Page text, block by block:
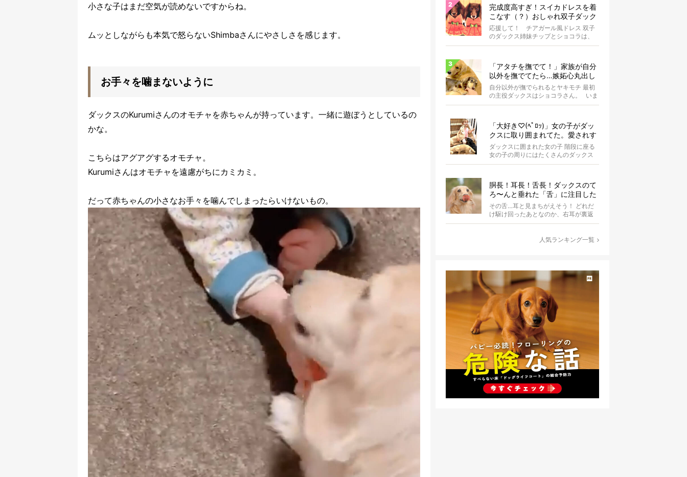
小さな子はまだ空気が読めないですからね。
ムッとしながらも本気で怒らないShimbaさんにやさしさを感じます。
お手々を噛まないように
ダックスのKurumiさんのオモチャを赤ちゃんが持っています。一緒に遊ぼうとしているの
かな。
こちらはアグアグするオモチャ。
Kurumiさんはオモチャを遠慮がちにカミカミ。
だって赤ちゃんの小さなお手々を噛んでしまったらいけないもの。
完成度高すぎ！スイカドレスを着
こなす（？）おしゃれ双子ダック
スがもはやアイドル
応援して！ チアガール風ドレス 双子
のダックス姉妹チップとショコラは、
お揃いのスイカドレスを身にまとって
「アタチを撫でて！」家族が自分
以外を撫でてたら…嫉妬心丸出し
になったダックス【動画】
自分以外が撫でられるとヤキモチ 最初
の主役ダックスはショコラさん。 いま
はオーナーさんが同居ゴル...
「大好き♡(ﾍﾟﾛｯ)」女の子がダッ
クスに取り囲まれてた。愛されす
ぎな光景が超絶羨ましい！【動
画】
ダックスに囲まれた女の子 階段に座る
女の子の周りにはたくさんのダックス
たちがいます。 女の子はダ...
胴長！耳長！舌長！ダックスのて
ろ〜んと垂れた「舌」に注目した
結果、元気もらった。
その舌…耳と見まちがえそう！ どれだ
け駆け回ったあとなのか、右耳が裏返
ってしまっているAuraちゃん。耳の中
人気ランキング一覧